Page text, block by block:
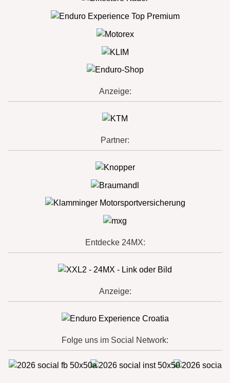
Anzeige:
Partner:
Entdecke 24MX:
Anzeige:
Folge uns im Social Network: